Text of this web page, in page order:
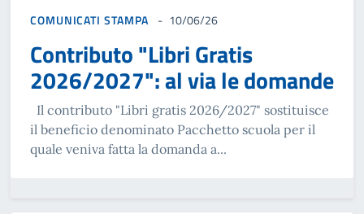
COMUNICATI STAMPA 10/06/26
Contributo "Libri Gratis
2026/2027": al via le domande
Il contributo "Libri gratis 2026/2027" sostituisce
il beneficio denominato Pacchetto scuola per il
quale veniva fatta la domanda a...